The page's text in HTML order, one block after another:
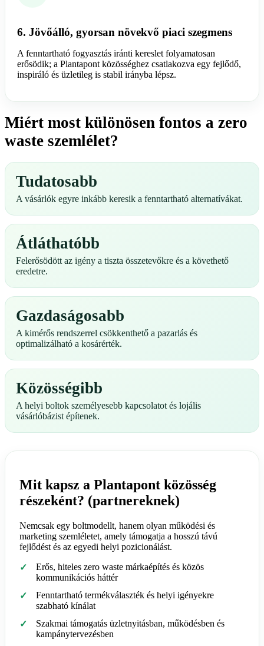
6. Jövőálló, gyorsan növekvő piaci szegmens
A fenntartható fogyasztás iránti kereslet folyamatosan
erősödik; a Plantapont közösséghez csatlakozva egy fejlődő,
inspiráló és üzletileg is stabil irányba lépsz.
Miért most különösen fontos a zero
waste szemlélet?
Tudatosabb
A vásárlók egyre inkább keresik a fenntartható alternatívákat.
Átláthatóbb
Felerősödött az igény a tiszta összetevőkre és a követhető
eredetre.
Gazdaságosabb
A kimérős rendszerrel csökkenthető a pazarlás és
optimalizálható a kosárérték.
Közösségibb
A helyi boltok személyesebb kapcsolatot és lojális
vásárlóbázist építenek.
Mit kapsz a Plantapont közösség
részeként? (partnereknek)
Nemcsak egy boltmodellt, hanem olyan működési és
marketing szemléletet, amely támogatja a hosszú távú
fejlődést és az egyedi helyi pozicionálást.
Erős, hiteles zero waste márkaépítés és közös
kommunikációs háttér
Fenntartható termékválaszték és helyi igényekre
szabható kínálat
Szakmai támogatás üzletnyitásban, működésben és
kampánytervezésben